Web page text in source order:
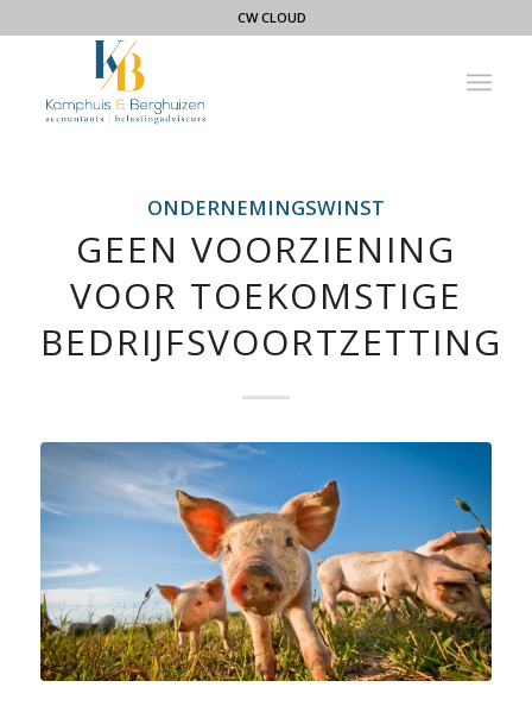
CW CLOUD
ONDERNEMINGSWINST
GEEN VOORZIENING
VOOR TOEKOMSTIGE
BEDRIJFSVOORTZETTING